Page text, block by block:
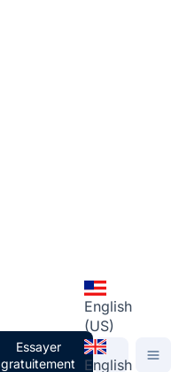
Essayer
gratuitement
English
(US)
English